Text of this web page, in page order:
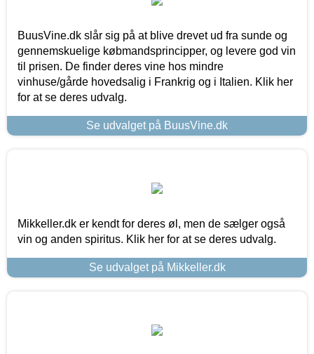
BuusVine.dk slår sig på at blive drevet ud fra sunde og
gennemskuelige købmandsprincipper, og levere god vin
til prisen. De finder deres vine hos mindre
vinhuse/gårde hovedsalig i Frankrig og i Italien. Klik her
for at se deres udvalg.
Se udvalget på BuusVine.dk
Mikkeller.dk er kendt for deres øl, men de sælger også
vin og anden spiritus. Klik her for at se deres udvalg.
Se udvalget på Mikkeller.dk